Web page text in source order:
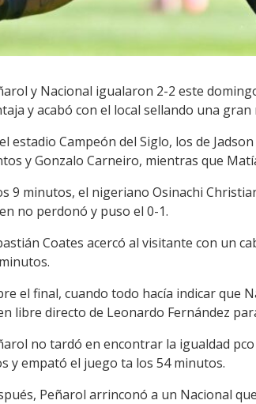
y Nacional igualaron 2-2 este
y acabó con el local sellando una gran
estadio Campeón del Siglo, los de
y Gonzalo Carneiro, mientras que
9 minutos, el nigeriano Osinachi
no perdonó y puso el 0-1.
Coates acercó al visitante con un
el final, cuando todo hacía indicar que
libre directo de Leonardo Fernández
no tardó en encontrar la igualdad
y empató el juego ta los 54 minutos.
Peñarol arrinconó a un Nacional